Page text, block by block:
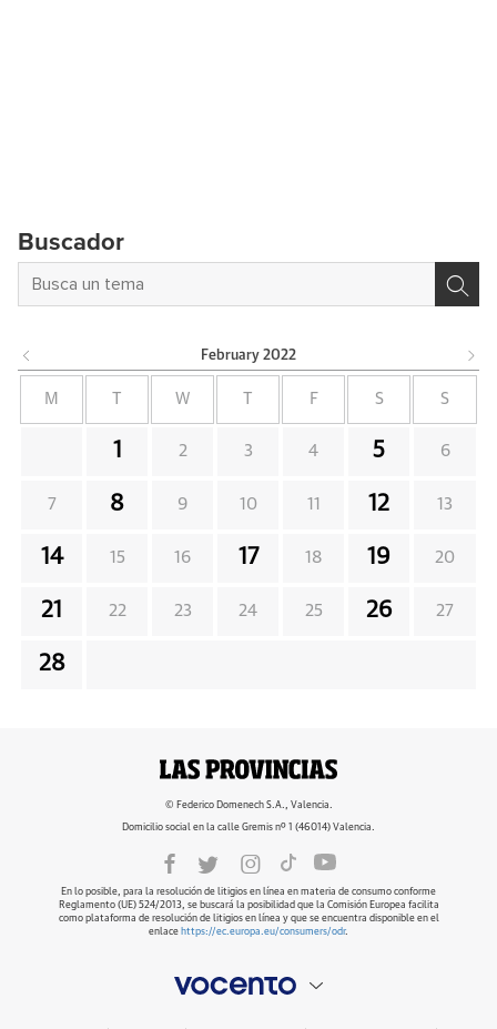
Buscador
February 2022
M W F S S
1 2 3 4 5 6
7 8 9 10 11 12 13
14 15 16 17 18 19 20
21 22 23 24 25 26 27
28
© Federico Domenech S.A., Valencia.
Domicilio social en la calle Gremis nº 1 (46014) Valencia.
En lo posible, para la resolución de litigios en línea en materia de consumo conforme
Reglamento (UE) 524/2013, se buscará la posibilidad que la Comisión Europea facilita
como plataforma de resolución de litigios en línea y que se encuentra disponible en el
enlace https://ec.europa.eu/consumers/odr.